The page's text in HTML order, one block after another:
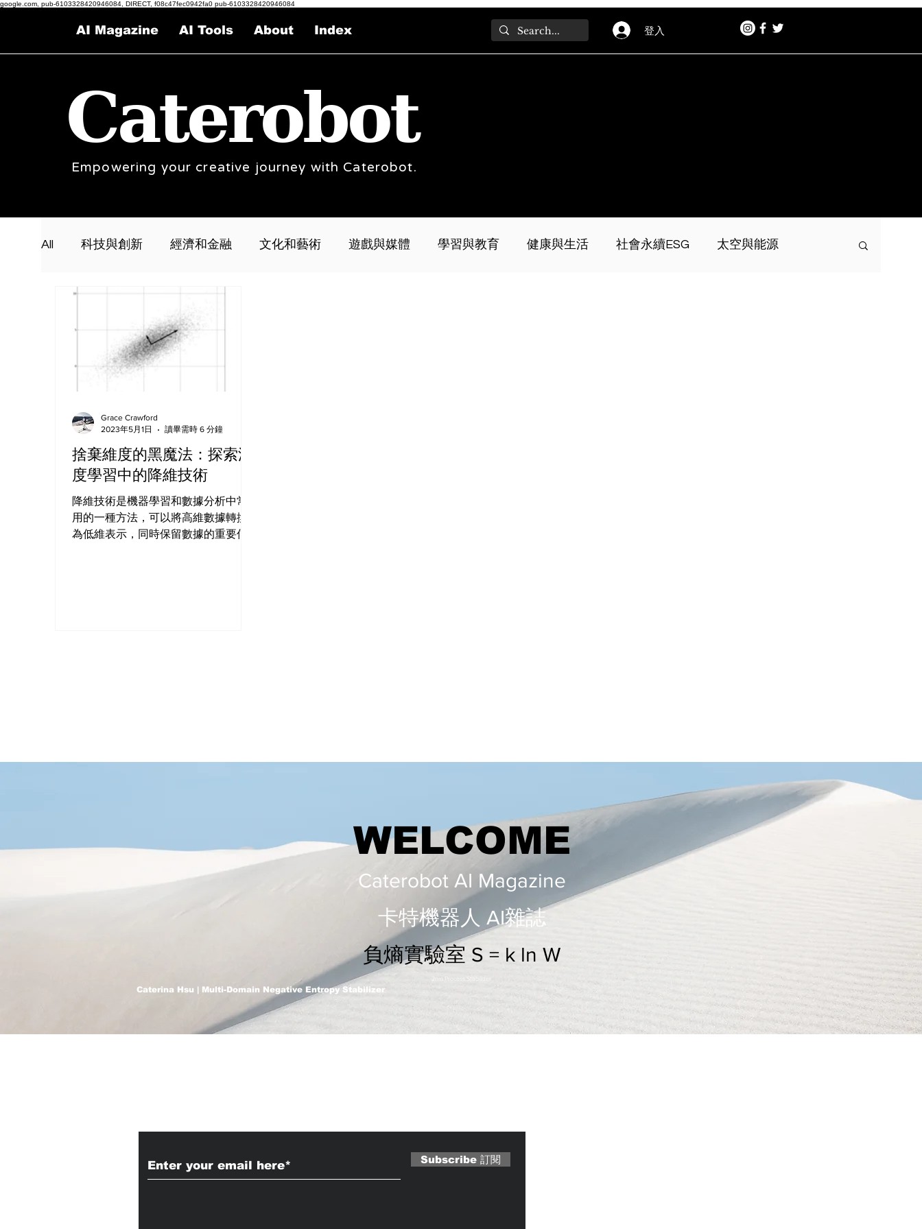
google.com, pub-6103328420946084, DIRECT, f08c47fec0942fa0 pub-6103328420946084
AI Magazine AI Tools About Index 登入
Caterobot
Empowering your creative journey with Caterobot.
All 科技與創新 經濟和金融 文化和藝術 遊戲與媒體 學習與教育 健康與生活 社會永續ESG 太空與能源
捨棄維度的黑魔法：探索深
度學習中的降維技術
降維技術是機器學習和數據分析中常
用的一種方法，可以將高維數據轉換
為低維表示，同時保留數據的重要信
Grace Crawford
2023年5月1日
讀畢需時 6 分鐘
WELCOME
Caterobot AI Magazine
​​卡特機器人 AI雜誌
負熵實驗室 S = k ln W
2nm Process Stabilizer
Caterina Hsu | Multi-Domain Negative Entropy Stabilizer
Subscribe 訂閱